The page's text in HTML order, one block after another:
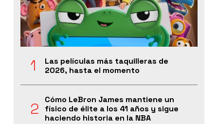
Las películas más taquilleras de
2026, hasta el momento
Cómo LeBron James mantiene un
físico de élite a los 41 años y sigue
haciendo historia en la NBA